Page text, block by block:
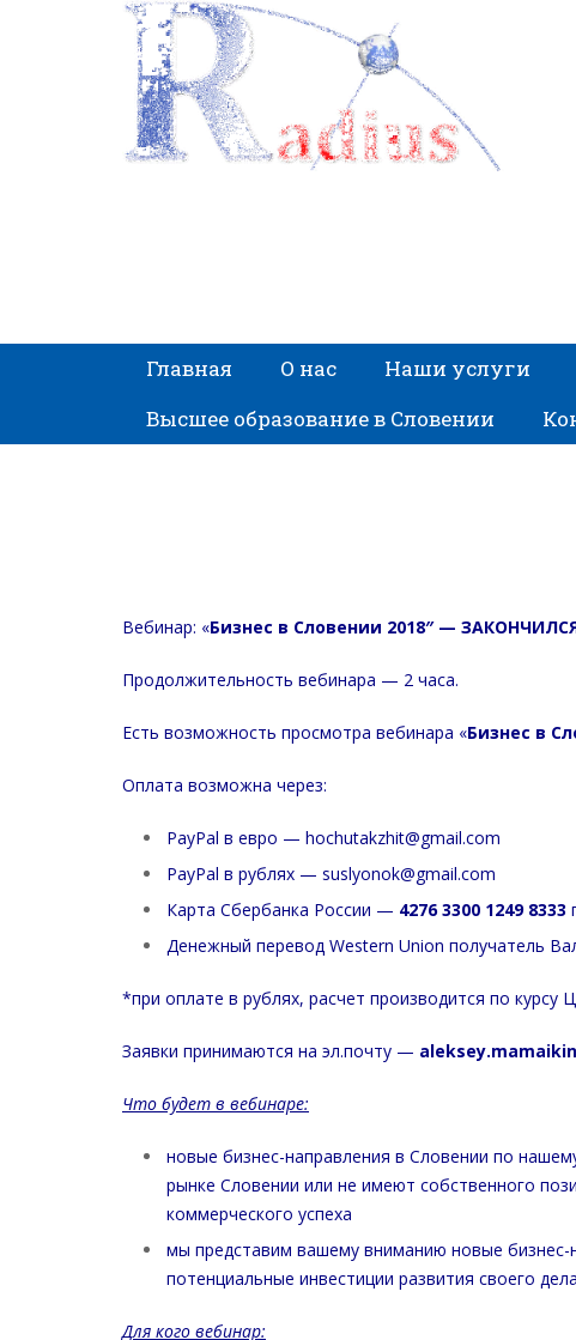
Главная О нас Наши услуги
Высшее образование в Словении
Вебинар: «Бизнес в Словении 2018″ — ЗАКОНЧИЛСЯ
Продолжительность вебинара — 2 часа.
Есть возможность просмотра вебинара «Бизнес в
Оплата возможна через:
PayPal в евро — hochutakzhit@gmail.com
PayPal в рублях — suslyonok@gmail.com
Карта Сбербанка России — 4276 3300 1249 8333
Денежный перевод Western Union получатель
*при оплате в рублях, расчет производится по курсу
Заявки принимаются на эл.почту —
Что будет в вебинаре:
новые бизнес-направления в Словении по
рынке Словении или не имеют собственного
коммерческого успеха
мы представим вашему вниманию новые бизнес-
потенциальные инвестиции развития своего
Для кого вебинар: